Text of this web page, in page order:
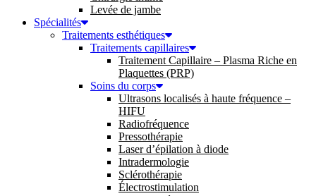
Levée de jambe
Spécialités
Traitements esthétiques
Traitements capillaires
Traitement Capillaire – Plasma Riche en
Plaquettes (PRP)
Soins du corps
Ultrasons localisés à haute fréquence –
HIFU
Radiofréquence
Pressothérapie
Laser d’épilation à diode
Intradermologie
Sclérothérapie
Électrostimulation